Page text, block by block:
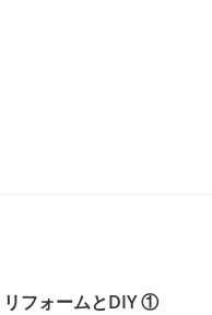
リフォームとDIY ①